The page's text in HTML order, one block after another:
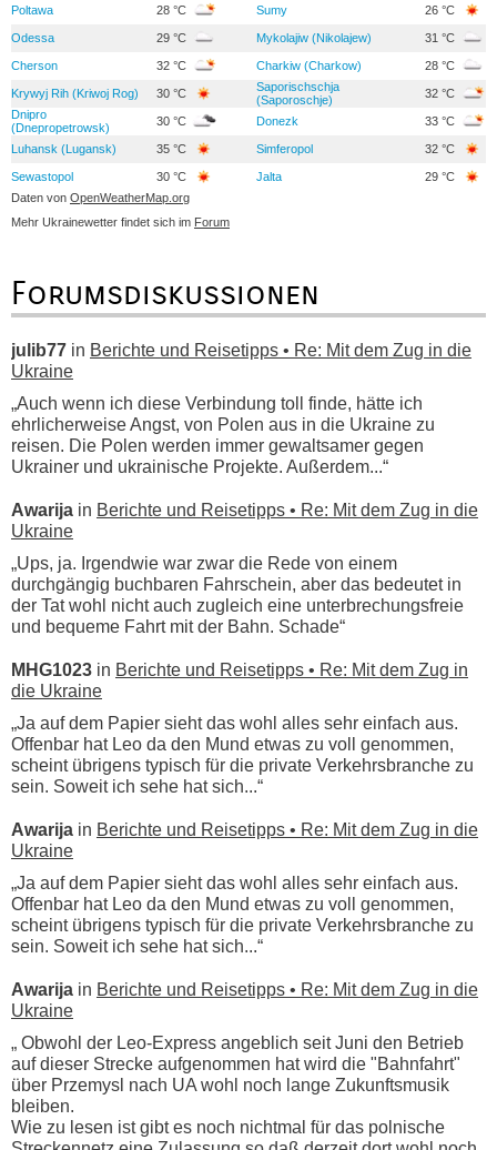
Poltawa 28 °C Sumy 26 °C
Odessa 29 °C Mykolajiw (Nikolajew) 31 °C
Cherson 32 °C Charkiw (Charkow) 28 °C
Krywyj Rih (Kriwoj Rog) 30 °C
Saporischschja
(Saporoschje)
32 °C
Dnipro
(Dnepropetrowsk)
30 °C Donezk 33 °C
Luhansk (Lugansk) 35 °C Simferopol 32 °C
Sewastopol 30 °C Jalta
29 °C
Daten von OpenWeatherMap.org
Mehr Ukrainewetter findet sich im Forum
Forumsdiskussionen
julib77 in Berichte und Reisetipps • Re: Mit dem Zug in die
Ukraine
„Auch wenn ich diese Verbindung toll finde, hätte ich
ehrlicherweise Angst, von Polen aus in die Ukraine zu
reisen. Die Polen werden immer gewaltsamer gegen
Ukrainer und ukrainische Projekte. Außerdem...“
Awarija in Berichte und Reisetipps • Re: Mit dem Zug in die
Ukraine
„Ups, ja. Irgendwie war zwar die Rede von einem
durchgängig buchbaren Fahrschein, aber das bedeutet in
der Tat wohl nicht auch zugleich eine unterbrechungsfreie
und bequeme Fahrt mit der Bahn. Schade“
MHG1023 in Berichte und Reisetipps • Re: Mit dem Zug in
die Ukraine
„Ja auf dem Papier sieht das wohl alles sehr einfach aus.
Offenbar hat Leo da den Mund etwas zu voll genommen,
scheint übrigens typisch für die private Verkehrsbranche zu
sein. Soweit ich sehe hat sich...“
Awarija in Berichte und Reisetipps • Re: Mit dem Zug in die
Ukraine
„Ja auf dem Papier sieht das wohl alles sehr einfach aus.
Offenbar hat Leo da den Mund etwas zu voll genommen,
scheint übrigens typisch für die private Verkehrsbranche zu
sein. Soweit ich sehe hat sich...“
Awarija in Berichte und Reisetipps • Re: Mit dem Zug in die
Ukraine
„ Obwohl der Leo-Express angeblich seit Juni den Betrieb
auf dieser Strecke aufgenommen hat wird die "Bahnfahrt"
über Przemysl nach UA wohl noch lange Zukunftsmusik
bleiben.
Wie zu lesen ist gibt es noch nichtmal für das polnische